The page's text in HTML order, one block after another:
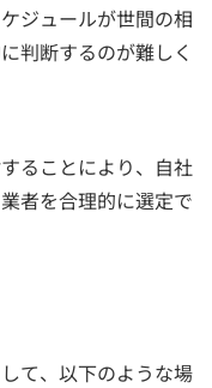
ジュールが世間の相
判断するのが難しく
ることにより、自社
者を合理的に選定で
て、以下のような場